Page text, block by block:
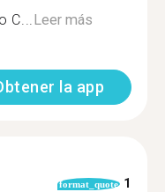
Leer más
la app
format_quote 1